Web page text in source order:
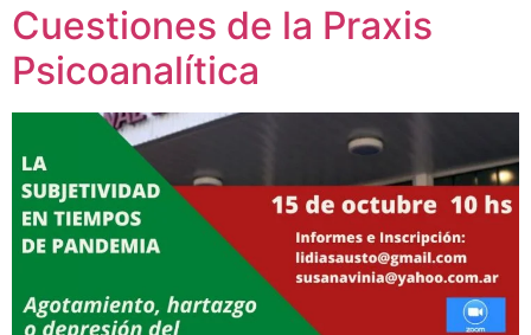
Cuestiones de la Praxis
Psicoanalítica